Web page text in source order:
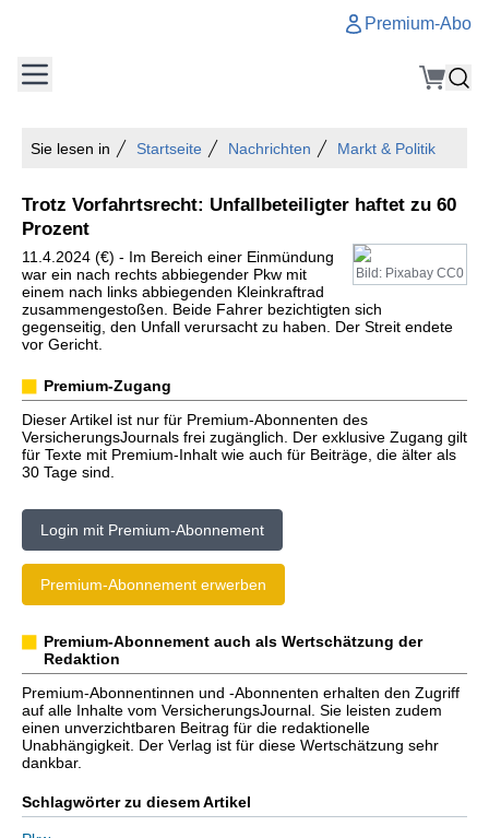
Premium-Abo
Sie lesen in Startseite Nachrichten Markt & Politik
Trotz Vorfahrtsrecht: Unfallbeteiligter haftet zu 60
Prozent
Bild: Pixabay CC0
11.4.2024 (€) - Im Bereich einer Einmündung
war ein nach rechts abbiegender Pkw mit
einem nach links abbiegenden Kleinkraftrad
zusammengestoßen. Beide Fahrer bezichtigten sich
gegenseitig, den Unfall verursacht zu haben. Der Streit endete
vor Gericht.
Premium-Zugang
Dieser Artikel ist nur für Premium-Abonnenten des
VersicherungsJournals frei zugänglich. Der exklusive Zugang gilt
für Texte mit Premium-Inhalt wie auch für Beiträge, die älter als
30 Tage sind.
Login mit Premium-Abonnement
Premium-Abonnement erwerben
Premium-Abonnement auch als Wertschätzung der
Redaktion
Premium-Abonnentinnen und -Abonnenten erhalten den Zugriff
auf alle Inhalte vom VersicherungsJournal. Sie leisten zudem
einen unverzichtbaren Beitrag für die redaktionelle
Unabhängigkeit. Der Verlag ist für diese Wertschätzung sehr
dankbar.
Schlagwörter zu diesem Artikel